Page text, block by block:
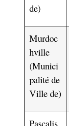
de)
Murdoc
hville
(Munici
palité de
Ville de)
Pascalis